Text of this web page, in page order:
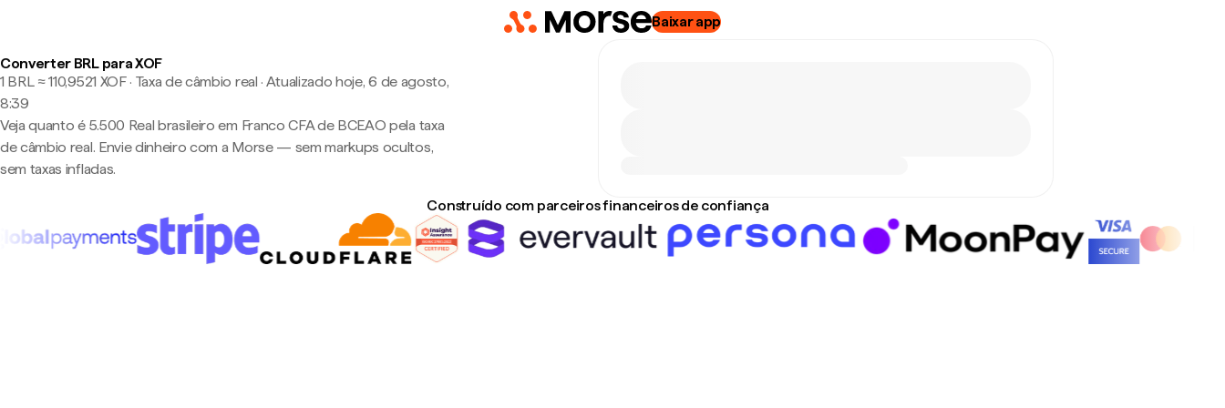
Baixar app
Converter BRL para XOF
1 BRL ≈ 110,9521 XOF · Taxa de câmbio real · Atualizado hoje, 6 de agosto,
8:39
Veja quanto é 5.500 Real brasileiro em Franco CFA de BCEAO pela taxa
de câmbio real. Envie dinheiro com a Morse — sem markups ocultos,
sem taxas infladas.
Construído com parceiros financeiros de confiança